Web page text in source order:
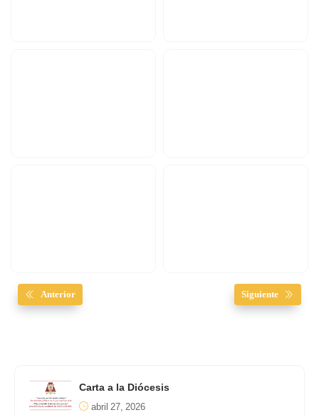
Anterior Siguiente
Carta a la Diócesis
abril 27, 2026